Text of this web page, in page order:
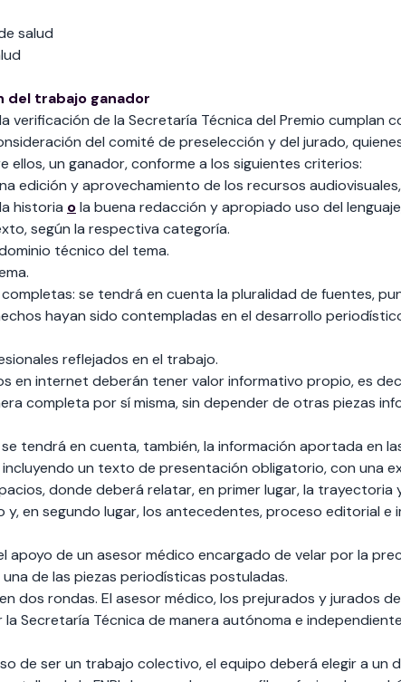
salud
del trabajo ganador
verificación de la Secretaría Técnica del Premio cumplan
del comité de preselección y del jurado,
ellos, un ganador, conforme a los siguientes criterios:
edición y aprovechamiento de los recursos
historia ola buena redacción y apropiado uso del
según la respectiva categoría.
técnico del tema.
se tendrá en cuenta la pluralidad de fuentes,
hayan sido contempladas en el desarrollo
reflejados en el trabajo.
en internet deberán tener valor informativo propio, es
completa por sí misma, sin depender de otras piezas
tendrá en cuenta, también, la información aportada en
un texto de presentación obligatorio, con una
donde deberá relatar, en primer lugar, la trayectoria
en segundo lugar, los antecedentes, proceso editorial e
de un asesor médico encargado de velar por la
de las piezas periodísticas postuladas.
dos rondas. El asesor médico, los prejurados y jurados
Secretaría Técnica de manera autónoma e
de ser un trabajo colectivo, el equipo deberá elegir a un